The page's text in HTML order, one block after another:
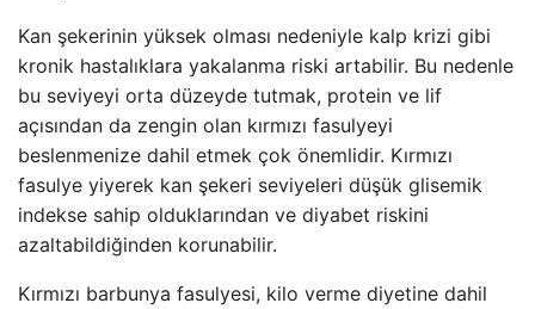
Kan şekerinin yüksek olması nedeniyle kalp krizi gibi
kronik hastalıklara yakalanma riski artabilir. Bu nedenle
bu seviyeyi orta düzeyde tutmak, protein ve lif
açısından da zengin olan kırmızı fasulyeyi
beslenmenize dahil etmek çok önemlidir. Kırmızı
fasulye yiyerek kan şekeri seviyeleri düşük glisemik
indekse sahip olduklarından ve diyabet riskini
azaltabildiğinden korunabilir.
Kırmızı barbunya fasulyesi, kilo verme diyetine dahil